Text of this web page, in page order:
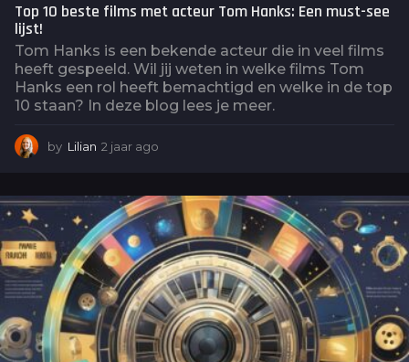
Top 10 beste films met acteur Tom Hanks: Een must-see
lijst!
Tom Hanks is een bekende acteur die in veel films
heeft gespeeld. Wil jij weten in welke films Tom
Hanks een rol heeft bemachtigd en welke in de top
10 staan? In deze blog lees je meer.
by Lilian 2 jaar ago
a
r
a
g
o